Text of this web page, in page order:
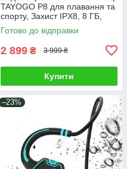
TAYOGO P8 для плавання та
спорту, Захист IPX8, 8 ГБ,
МП3 плеєр для басейну
Готово до відправки
2 899 ₴ 3 999 ₴
Купити
–23%